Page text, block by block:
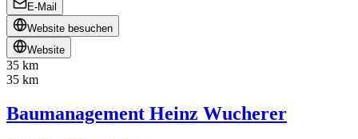
E-Mail
Website besuchen
Website
35 km
35 km
Baumanagement Heinz Wucherer